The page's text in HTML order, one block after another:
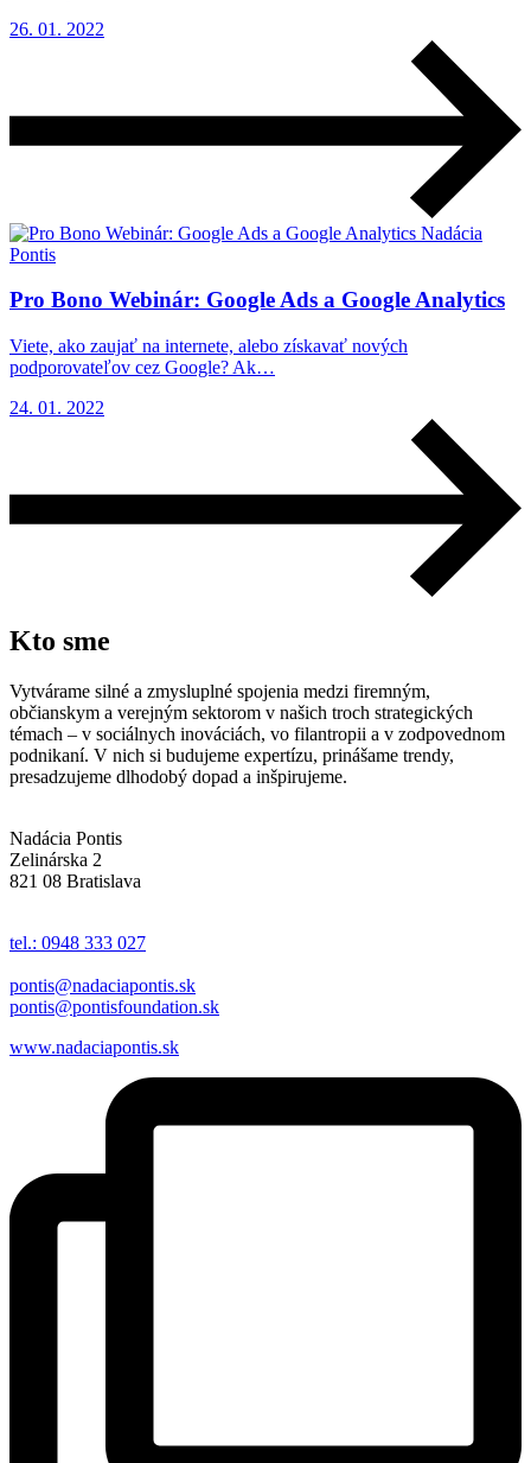
26. 01. 2022
Nadácia
Pontis
Pro Bono Webinár: Google Ads a Google Analytics
Viete, ako zaujať na internete, alebo získavať nových
podporovateľov cez Google? Ak…
24. 01. 2022
Kto sme
Vytvárame silné a zmysluplné spojenia medzi firemným,
občianskym a verejným sektorom v našich troch strategických
témach – v sociálnych inováciách, vo filantropii a v zodpovednom
podnikaní. V nich si budujeme expertízu, prinášame trendy,
presadzujeme dlhodobý dopad a inšpirujeme.
Nadácia Pontis
Zelinárska 2
821 08 Bratislava
tel.: 0948 333 027
pontis@nadaciapontis.sk
pontis@pontisfoundation.sk
www.nadaciapontis.sk